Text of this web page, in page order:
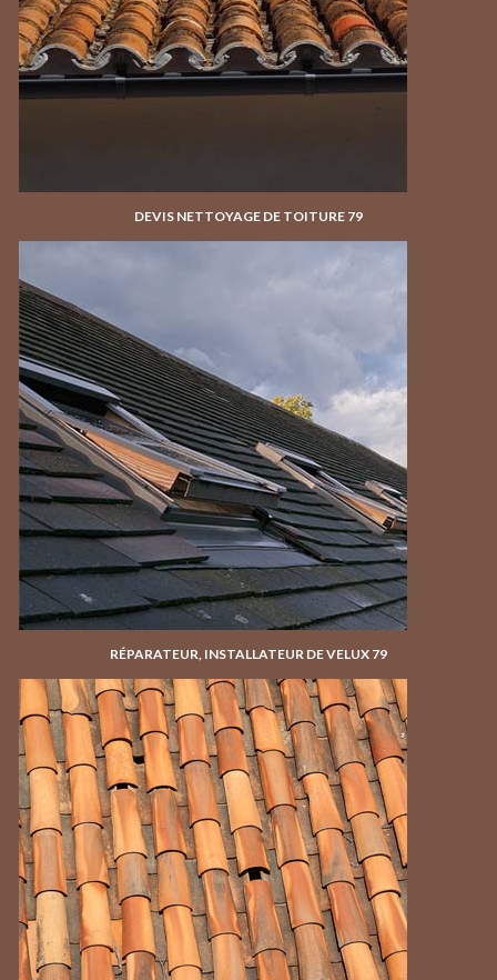
DEVIS NETTOYAGE DE TOITURE 79
RÉPARATEUR, INSTALLATEUR DE VELUX 79